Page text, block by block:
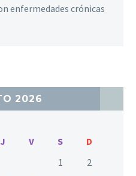
enfermedades crónicas
2026
J V S
D
1
2